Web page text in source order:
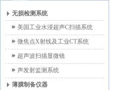
无损检测系统
美国工业水浸超声C扫描系统
微焦点X射线及工业CT系统
超声波扫描显微镜
声发射监测系统
薄膜制备仪器